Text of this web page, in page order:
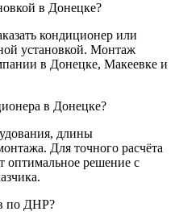
в Донецке?
кондиционер или
установкой. Монтаж
в Донецке, Макеевке и
в Донецке?
длины
Для точного расчёта
оптимальное решение с
по ДНР?